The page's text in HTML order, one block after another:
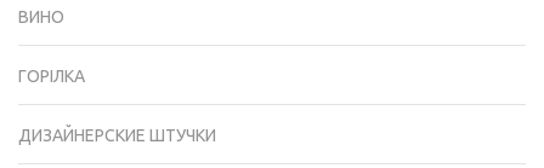
ВИНО
ГОРІЛКА
ДИЗАЙНЕРСКИЕ ШТУЧКИ